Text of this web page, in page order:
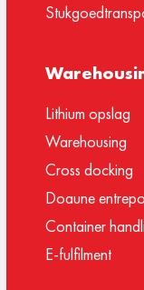
Lithium opslag
Warehousing
Cross docking
Doaune
Container
E-fulfilment